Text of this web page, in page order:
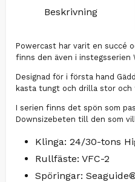
Beskrivning
Powercast har varit en succé
finns den även i instegsserien
Designad för i första hand
kasta tungt och drilla stor och
I serien finns det spön som
Downsizebeten till den som
Klinga: 24/30-tons
Rullfäste: VFC-2
Spöringar: